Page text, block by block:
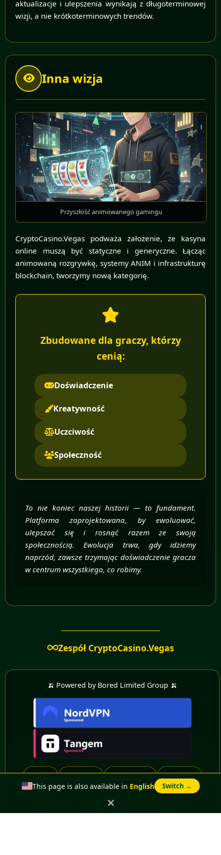
aktualizacje i ulepszenia wynikają z długoterminowej
wizji, a nie krótkoterminowych trendów.
Inna wizja
Przyszłość animowanego gamingu
CryptoCasino.Vegas podważa założenie, że kasyna
online muszą być statyczne i generyczne. Łącząc
animowaną rozgrywkę, systemy ANIM i infrastrukturę
blockchain, tworzymy nową kategorię.
Zbudowane dla graczy, którzy
cenią:
Doświadczenie
Kreatywność
Uczciwość
Społeczność
To nie koniec naszej historii — to fundament.
Platforma zaprojektowana, by ewoluować,
ulepszać się i rosnąć razem ze swoją
społecznością. Ewolucja trwa, gdy idziemy
naprzód, zawsze trzymając doświadczenie gracza
w centrum wszystkiego, co robimy.
Zespół CryptoCasino.Vegas
🍌 Powered by Bored Limited Group 🍌
Twitter
Mnożniki
This page is also available in English Switch →
✕